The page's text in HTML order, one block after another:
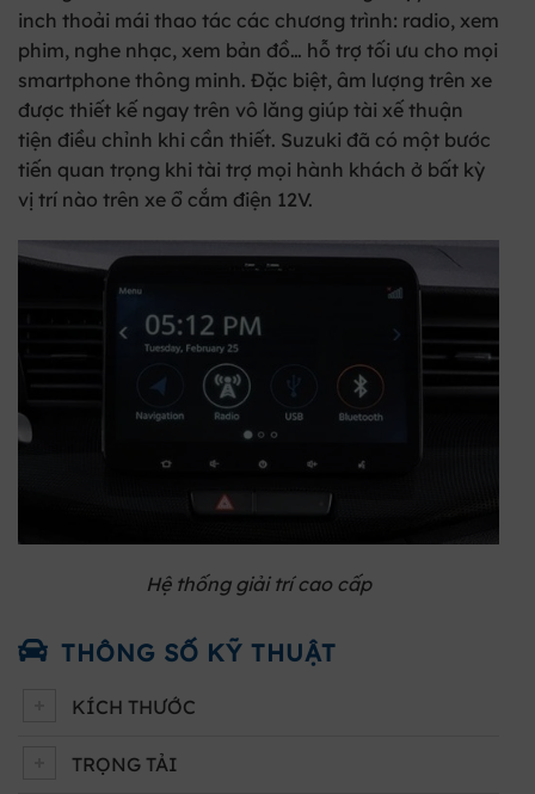
inch thoải mái thao tác các chương trình: radio, xem
phim, nghe nhạc, xem bản đồ… hỗ trợ tối ưu cho mọi
smartphone thông minh. Đặc biệt, âm lượng trên xe
được thiết kế ngay trên vô lăng giúp tài xế thuận
tiện điều chỉnh khi cần thiết. Suzuki đã có một bước
tiến quan trọng khi tài trợ mọi hành khách ở bất kỳ
vị trí nào trên xe ổ cắm điện 12V.
Hệ thống giải trí cao cấp
THÔNG SỐ KỸ THUẬT
KÍCH THƯỚC
TRỌNG TẢI